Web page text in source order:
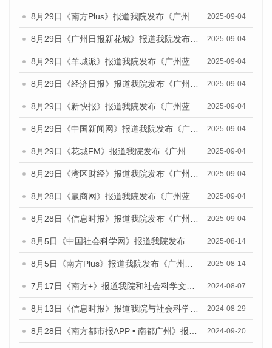
8月29日《南方Plus》报道我院发布《广州蓝皮书：广州国际商贸中心发展报告（2025）》的媒体文章 2025-09-04
8月29日《广州日报新花城》报道我院发布《广州蓝皮书：广州国际商贸中心发展报告（2025）》的媒体文章 2025-09-04
8月29日《羊城派》报道我院发布《广州蓝皮书：广州国际商贸中心发展报告（2025）》的媒体文章 2025-09-04
8月29日《经济日报》报道我院发布《广州蓝皮书：广州国际商贸中心发展报告（2025）》的媒体文章 2025-09-04
8月29日《新快报》报道我院发布《广州蓝皮书：广州国际商贸中心发展报告（2025）》的媒体文章 2025-09-04
8月29日《中国新闻网》报道我院发布《广州蓝皮书：广州国际商贸中心发展报告（2025）》的媒体文章 2025-09-04
8月29日《花城FM》报道我院发布《广州蓝皮书：广州国际商贸中心发展报告（2025）》的媒体文章 2025-09-04
8月29日《湾区财经》报道我院发布《广州蓝皮书：广州国际商贸中心发展报告（2025）》的媒体文章 2025-09-04
8月28日《赢商网》报道我院发布《广州蓝皮书：广州国际商贸中心发展报告（2025）》的媒体文章 2025-09-04
8月28日《信息时报》报道我院发布《广州蓝皮书：广州国际商贸中心发展报告（2025）》的媒体文章 2025-09-04
8月5日《中国社会科学网》报道我院发布《广州蓝皮书：广州城乡融合发展报告（2025）》的媒体文章 2025-08-14
8月5日《南方Plus》报道我院发布《广州蓝皮书：广州城乡融合发展报告（2025）》的媒体文章 2025-08-14
7月17日《南方+》报道我院和社会科学文献出版社联合发布《广州蓝皮书：广州数字经济发展报告（2024）》的媒体文章 2024-08-07
8月13日《信息时报》报道我院与社会科学文献出版社联合发布的《广州蓝皮书：广州国际商贸中心发展报告（2024）》媒体文章 2024-08-29
8月28日《南方都市报APP • 南都广州》报道我院发布《广州蓝皮书：广州城市国际化发展报告（2024）》的媒体文章 2024-09-20